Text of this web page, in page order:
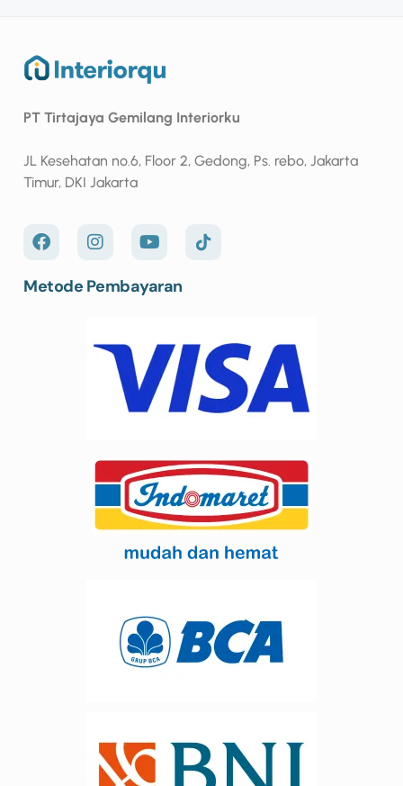
PT Tirtajaya Gemilang Interiorku
JL Kesehatan no.6, Floor 2, Gedong, Ps. rebo, Jakarta
Timur, DKI Jakarta
Metode Pembayaran